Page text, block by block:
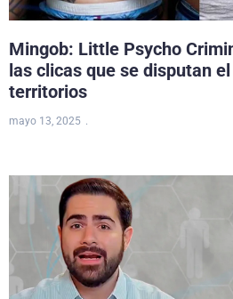
Mingob: Little Psycho
las clicas que se disputan
territorios
mayo 13, 2025